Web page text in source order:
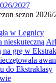
2027
sezon
w Legnicy
nieskuteczną
grę w
do Ekstraklasy